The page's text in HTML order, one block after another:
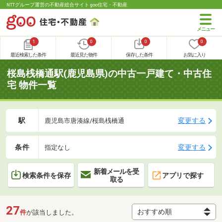
NTTグループ運営の不動産総合サイト goo住宅・不動産
1
最近検索した条件
0
最近見た物件
0
保存した条件
0
お気に入り
桜島桟橋通駅(鹿児島県)の中古一戸建て・中古住
宅 物件一覧
駅 鹿児島市唐湊線/桜島桟橋通 変更する
条件 指定なし 変更する
検索条件を保存
新着メールを受
取る
アプリで探す
27件が該当しました。